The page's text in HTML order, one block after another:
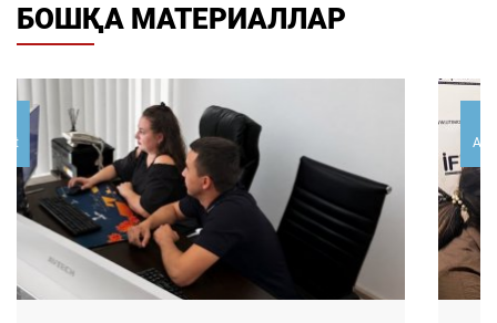
БОШҚА МАТЕРИАЛЛАР
07
August